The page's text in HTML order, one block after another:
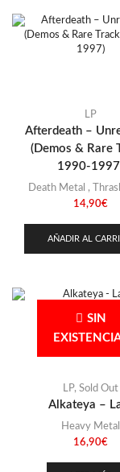
Punk (146)
Sludge (35)
LP
Afterdeath –
(Demos & Rare
1990-
Death Metal ,
14,90€
AÑADIR AL
SIN
LP, Sold Out
Alkateya –
Heavy Metal
16,90€